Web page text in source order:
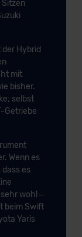
Hybrid
mit
bisher.
selbst
Getriebe
Wenn es
es
wohl –
beim Swift
Yaris